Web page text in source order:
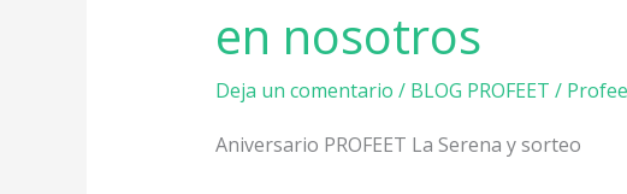
en nosotros
Deja un comentario / BLOG PROFEET /
Aniversario PROFEET La Serena y sorteo